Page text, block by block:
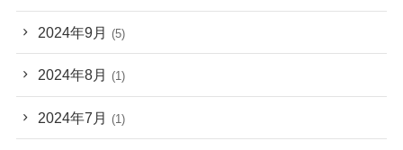
2024年9月 (5)
2024年8月 (1)
2024年7月 (1)